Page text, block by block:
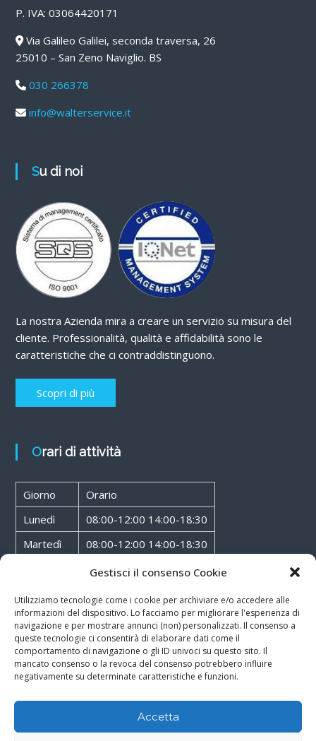
Gestisci il consenso Cookie
Utilizziamo tecnologie come i cookie per archiviare e/o accedere alle
informazioni del dispositivo. Lo facciamo per migliorare l'esperienza di
navigazione e per mostrare annunci (non) personalizzati. Il consenso a
queste tecnologie ci consentirà di elaborare dati come il
comportamento di navigazione o gli ID univoci su questo sito. Il
mancato consenso o la revoca del consenso potrebbero influire
negativamente su determinate caratteristiche e funzioni.
Accetta
P. IVA: 03064420171
Via Galileo Galilei, seconda traversa, 26
25010 – San Zeno Naviglio. BS
030 266378
info@walterservice.it
Su di noi
La nostra Azienda mira a creare un servizio su misura del
cliente. Professionalità, qualità e affidabilità sono le
caratteristiche che ci contraddistinguono.
Scopri di più
Orari di attività
Giorno
Orario
Lunedì
08:00-12:00 14:00-18:30
Martedì
08:00-12:00 14:00-18:30
08:00-12:00 14:00-18:30
Giovedì
08:00-12:00 14:00-18:30
Venerdì
08:00-12:00 14:00-18:30
Sabato
08:00-12:00